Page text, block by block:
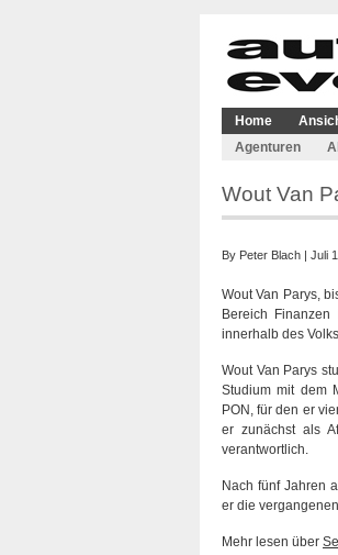
Home
Agenturen
Wout Van
By Peter Blach | Juli
Wout Van Parys,
Bereich
innerhalb des
Wout Van Parys
Studium mit dem
PON, für den er
er zunächst als
verantwortlich.
Nach fünf Jahren
er die
Mehr lesen über